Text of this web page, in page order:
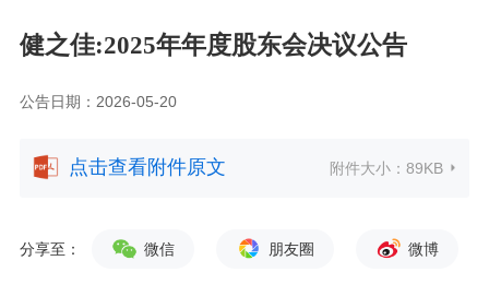
健之佳:2025年年度股东会决议公告
公告日期：2026-05-20
点击查看附件原文 附件大小： 89KB
分享至： 微信 朋友圈 微博